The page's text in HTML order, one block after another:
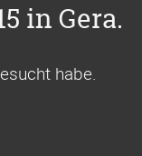
in Gera.
habe.